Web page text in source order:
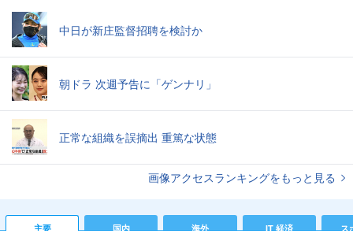
中日が新庄監督招聘を検討か
朝ドラ 次週予告に「ゲンナリ」
正常な組織を誤摘出 重篤な状態
画像アクセスランキングをもっと見る
主要 国内 海外 IT 経済 ス